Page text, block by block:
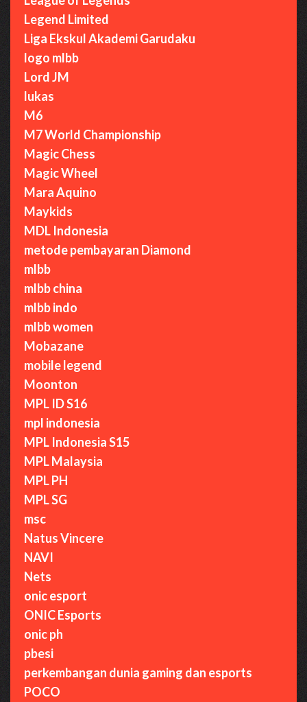
Legend Limited
Liga Ekskul Akademi Garudaku
logo mlbb
Lord JM
lukas
M6
M7 World Championship
Magic Chess
Magic Wheel
Mara Aquino
Maykids
MDL Indonesia
metode pembayaran Diamond
mlbb
mlbb china
mlbb indo
mlbb women
Mobazane
mobile legend
Moonton
MPL ID S16
mpl indonesia
MPL Indonesia S15
MPL Malaysia
MPL PH
MPL SG
msc
Natus Vincere
NAVI
Nets
onic esport
ONIC Esports
onic ph
pbesi
perkembangan dunia gaming dan esports
POCO